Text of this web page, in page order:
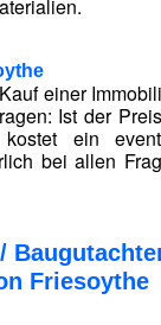
einer
Ist der
kostet ein
bei allen
Friesoythe